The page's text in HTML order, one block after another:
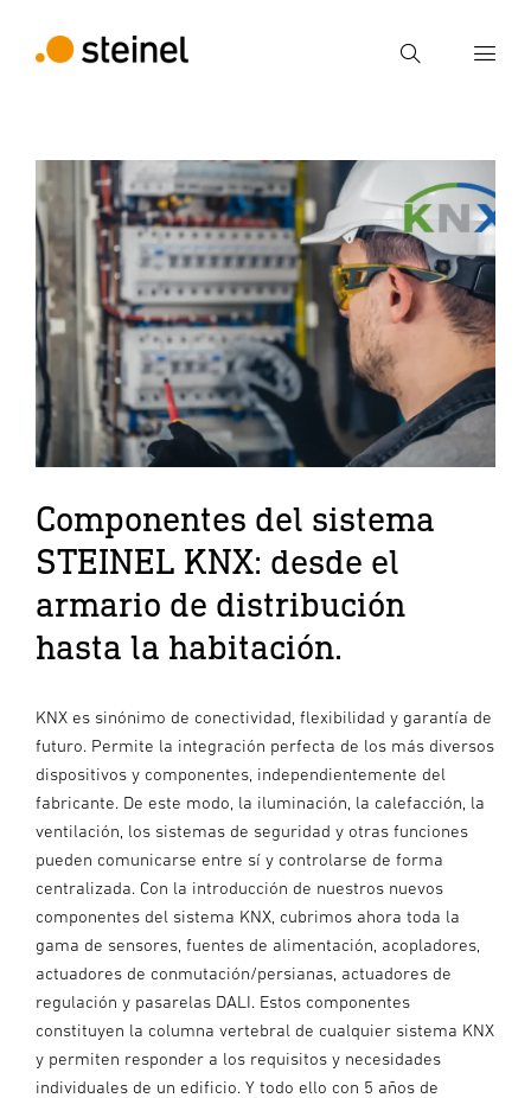
Búsqueda
Búsqueda
Introducir el término de búsqueda
Componentes del sistema
STEINEL KNX: desde el
armario de distribución
hasta la habitación.
KNX es sinónimo de conectividad, flexibilidad y garantía de
futuro. Permite la integración perfecta de los más diversos
dispositivos y componentes, independientemente del
fabricante. De este modo, la iluminación, la calefacción, la
ventilación, los sistemas de seguridad y otras funciones
pueden comunicarse entre sí y controlarse de forma
centralizada. Con la introducción de nuestros nuevos
componentes del sistema KNX, cubrimos ahora toda la
gama de sensores, fuentes de alimentación, acopladores,
actuadores de conmutación/persianas, actuadores de
regulación y pasarelas DALI. Estos componentes
constituyen la columna vertebral de cualquier sistema KNX
y permiten responder a los requisitos y necesidades
individuales de un edificio. Y todo ello con 5 años de